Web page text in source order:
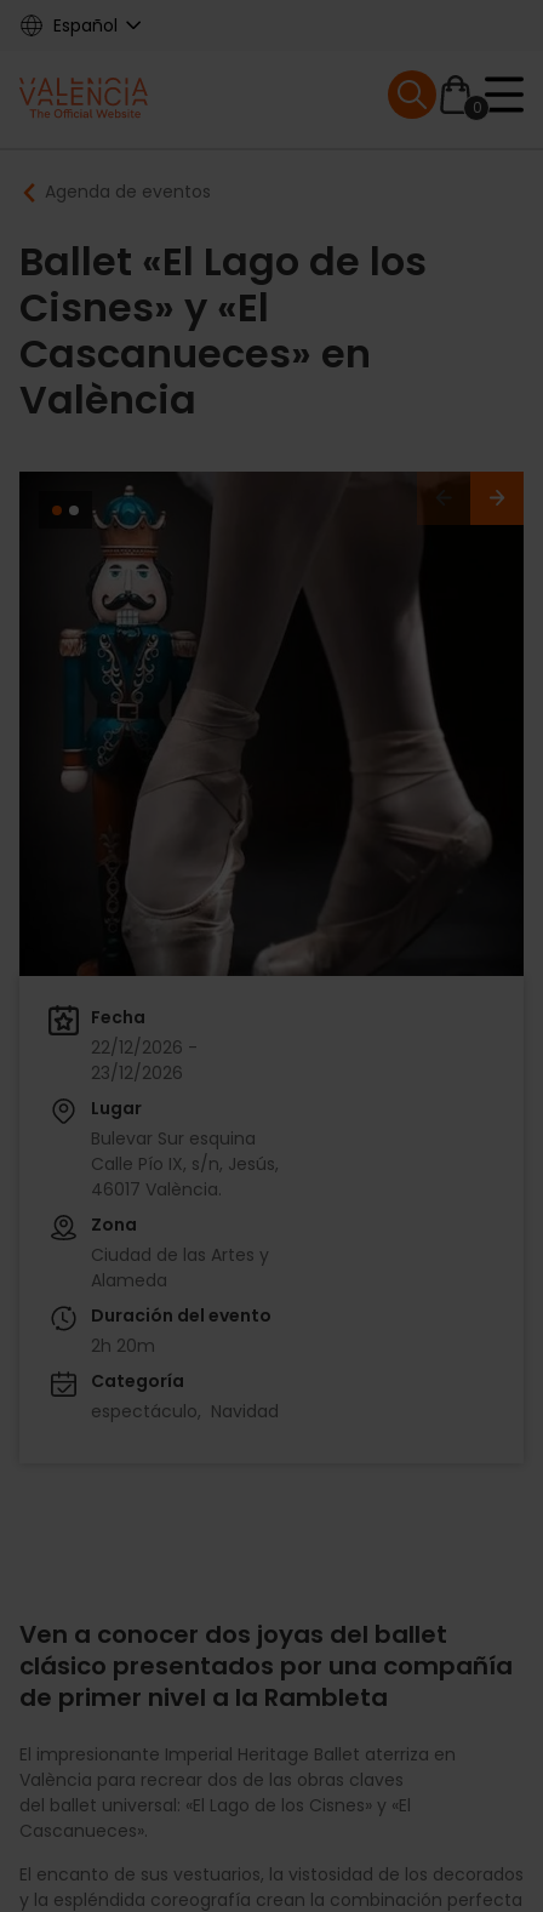
Skip
content
Español
Main
navigation
0
Mobile menu
Breadcrumb
Agenda de eventos
Ballet «El Lago de los
Cisnes» y «El
Cascanueces» en
València
Fecha
22/12/2026 -
23/12/2026
Lugar
Bulevar Sur esquina
Calle Pío IX, s/n, Jesús,
46017 València.
Zona
Ciudad de las Artes y
Alameda
Duración del evento
2h 20m
Categoría
espectáculo
Navidad
Ven a conocer dos joyas del ballet
clásico presentados por una compañía
de primer nivel a la Rambleta
El impresionante Imperial Heritage Ballet aterriza en
València para recrear dos de las obras claves
del ballet universal: «El Lago de los Cisnes» y «El
Cascanueces».
El encanto de sus vestuarios, la vistosidad de los decorados
y la espléndida coreografía crean la combinación perfecta